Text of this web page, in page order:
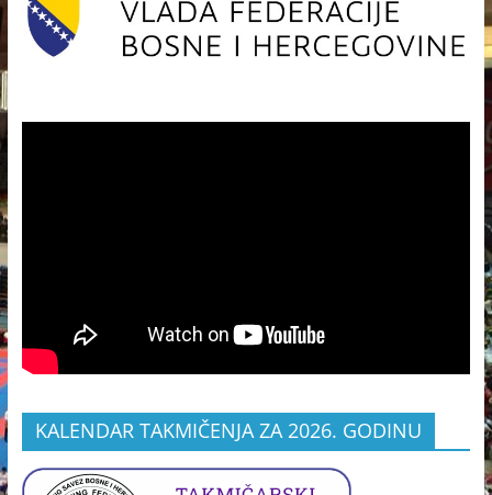
KALENDAR TAKMIČENJA ZA 2026. GODINU